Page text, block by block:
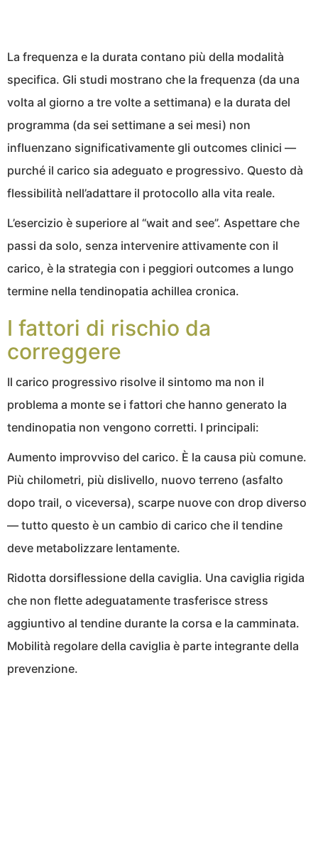
La frequenza e la durata contano più della modalità
specifica. Gli studi mostrano che la frequenza (da una
volta al giorno a tre volte a settimana) e la durata del
programma (da sei settimane a sei mesi) non
influenzano significativamente gli outcomes clinici —
purché il carico sia adeguato e progressivo. Questo dà
flessibilità nell’adattare il protocollo alla vita reale.
L’esercizio è superiore al “wait and see”. Aspettare che
passi da solo, senza intervenire attivamente con il
carico, è la strategia con i peggiori outcomes a lungo
termine nella tendinopatia achillea cronica.
I fattori di rischio da
correggere
Il carico progressivo risolve il sintomo ma non il
problema a monte se i fattori che hanno generato la
tendinopatia non vengono corretti. I principali:
Aumento improvviso del carico. È la causa più comune.
Più chilometri, più dislivello, nuovo terreno (asfalto
dopo trail, o viceversa), scarpe nuove con drop diverso
— tutto questo è un cambio di carico che il tendine
deve metabolizzare lentamente.
Ridotta dorsiflessione della caviglia. Una caviglia rigida
che non flette adeguatamente trasferisce stress
aggiuntivo al tendine durante la corsa e la camminata.
Mobilità regolare della caviglia è parte integrante della
prevenzione.